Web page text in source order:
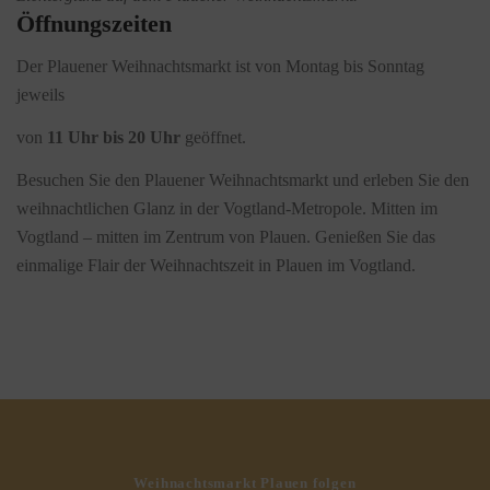
Öffnungszeiten
Der Plauener Weihnachtsmarkt ist von Montag bis Sonntag
jeweils
von 11 Uhr bis 20 Uhr geöffnet.
Besuchen Sie den Plauener Weihnachtsmarkt und erleben Sie den
weihnachtlichen Glanz in der Vogtland-Metropole. Mitten im
Vogtland – mitten im Zentrum von Plauen. Genießen Sie das
einmalige Flair der Weihnachtszeit in Plauen im Vogtland.
Weihnachtsmarkt Plauen folgen